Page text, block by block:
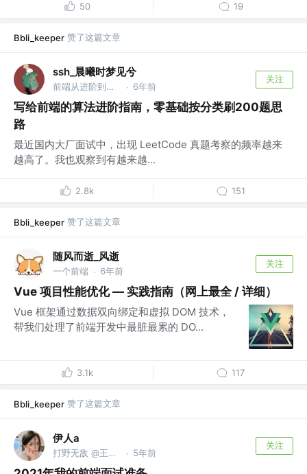
50 19
Bbli_keeper 赞了这篇文章
ssh_晨曦时梦见兮
前端从进阶到入院 @字节跳动 · 6年前
关注
写给前端的算法进阶指南，零基础按分类刷200题思
路
最近国内大厂面试中，出现 LeetCode 真题考察的频率越来
越高了。我也观察到有越来越...
2.8k 151
Bbli_keeper 赞了这篇文章
随风而逝_风逝
一个前端 · 6年前
关注
Vue 项目性能优化 — 实践指南（网上最全 / 详细）
Vue 框架通过数据双向绑定和虚拟 DOM 技术，
帮我们处理了前端开发中最脏最累的 DO...
3.1k 117
Bbli_keeper 赞了这篇文章
伊人a
打野无敌 @王者峡谷 · 5年前
关注